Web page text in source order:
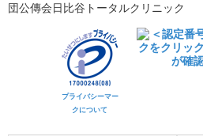
団公傳会日比谷トータルクリニック
プライバシーマー
クについて